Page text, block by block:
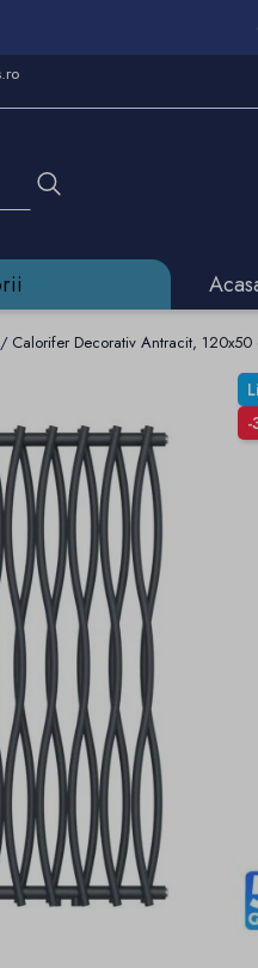
Calorifer Decorativ Antracit,
-